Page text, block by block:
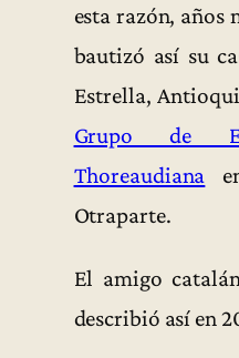
esta razón, años
bautizó así su
Estrella,
Grupo de
Thoreaudiana
Otraparte.
El amigo
describió así en